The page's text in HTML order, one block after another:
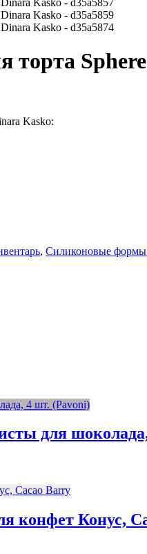
торта
Kasko:
, Силиконовые формы
для
конфет Конус,